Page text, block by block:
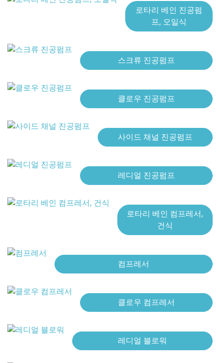
로타리 베인 진공펌
프, 오일식
스크류 진공펌프
클로우 진공펌프
사이드 채널 진공펌프
레디얼 진공펌프
로타리 베인 컴프레서,
건식
컴프레서
클로우 컴프레서
레디얼 블로워